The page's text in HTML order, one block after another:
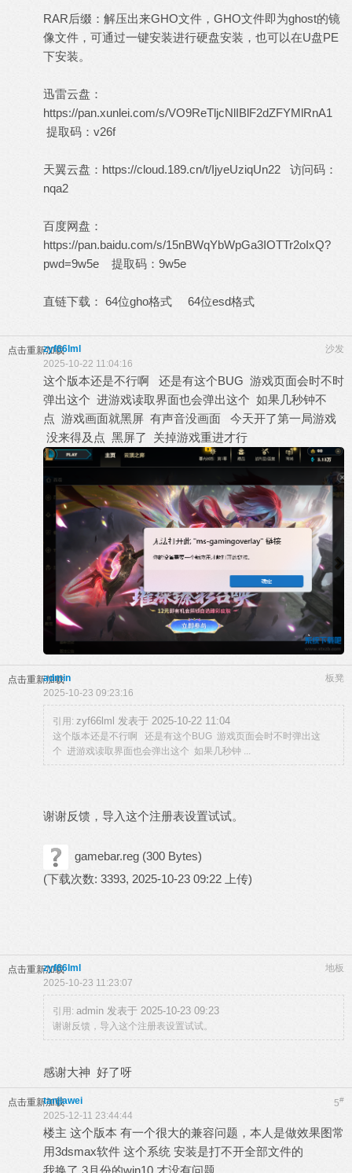
RAR后缀：解压出来GHO文件，GHO文件即为ghost的镜
像文件，可通过一键安装进行硬盘安装，也可以在U盘PE
下安装。
迅雷云盘：
https://pan.xunlei.com/s/VO9ReTljcNlIBlF2dZFYMlRnA1
提取码：v26f
天翼云盘： https://cloud.189.cn/t/IjyeUziqUn22 访问码：
nqa2
百度网盘：
https://pan.baidu.com/s/15nBWqYbWpGa3IOTTr2oIxQ?
pwd=9w5e 提取码：9w5e
直链下载： 64位gho格式 64位esd格式
点击重新加载 沙发
zyf66lml
2025-10-22 11:04:16
这个版本还是不行啊 还是有这个BUG 游戏页面会时不时
弹出这个 进游戏读取界面也会弹出这个 如果几秒钟不
点 游戏画面就黑屏 有声音没画面 今天开了第一局游戏
没来得及点 黑屏了 关掉游戏重进才行
点击重新加载 板凳
admin
2025-10-23 09:23:16
引用: zyf66lml 发表于 2025-10-22 11:04
这个版本还是不行啊 还是有这个BUG 游戏页面会时不时弹出这
个 进游戏读取界面也会弹出这个 如果几秒钟 ...
谢谢反馈，导入这个注册表设置试试。
gamebar.reg (300 Bytes)
(下载次数: 3393, 2025-10-23 09:22 上传)
点击重新加载 地板
zyf66lml
2025-10-23 11:23:07
引用: admin 发表于 2025-10-23 09:23
谢谢反馈，导入这个注册表设置试试。
感谢大神 好了呀
点击重新加载 5#
tanjiawei
2025-12-11 23:44:44
楼主 这个版本 有一个很大的兼容问题，本人是做效果图常
用3dsmax软件 这个系统 安装是打不开全部文件的
我换了 3月份的win10 才没有问题